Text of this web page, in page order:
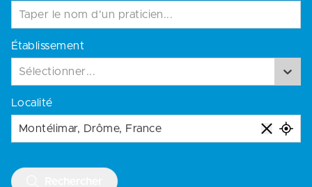
Établissement
Sélectionner...
Localité